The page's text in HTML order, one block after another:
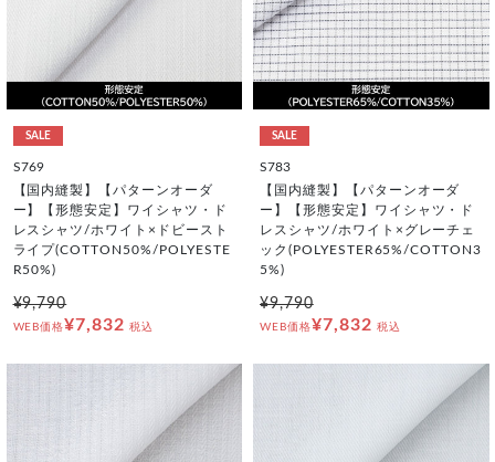
SALE
S769
【国内縫製】【パターンオーダ
ー】【形態安定】ワイシャツ・ド
レスシャツ/ホワイト×ドビースト
ライプ(COTTON50%/POLYESTE
R50%)
¥9,790
WEB価格¥7,832 税込
SALE
S783
【国内縫製】【パターンオーダ
ー】【形態安定】ワイシャツ・ド
レスシャツ/ホワイト×グレーチェ
ック(POLYESTER65%/COTTON3
5%)
¥9,790
WEB価格¥7,832 税込